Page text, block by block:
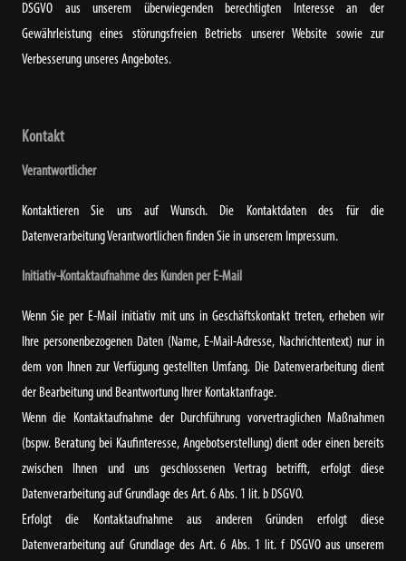
DSGVO aus unserem überwiegenden berechtigten Interesse an der
Gewährleistung eines störungsfreien Betriebs unserer Website sowie zur
Verbesserung unseres Angebotes.
Kontakt
Verantwortlicher
Kontaktieren Sie uns auf Wunsch. Die Kontaktdaten des für die
Datenverarbeitung Verantwortlichen finden Sie in unserem Impressum.
Initiativ-Kontaktaufnahme des Kunden per E-Mail
Wenn Sie per E-Mail initiativ mit uns in Geschäftskontakt treten, erheben wir
Ihre personenbezogenen Daten (Name, E-Mail-Adresse, Nachrichtentext) nur in
dem von Ihnen zur Verfügung gestellten Umfang. Die Datenverarbeitung dient
der Bearbeitung und Beantwortung Ihrer Kontaktanfrage.
Wenn die Kontaktaufnahme der Durchführung vorvertraglichen Maßnahmen
(bspw. Beratung bei Kaufinteresse, Angebotserstellung) dient oder einen bereits
zwischen Ihnen und uns geschlossenen Vertrag betrifft, erfolgt diese
Datenverarbeitung auf Grundlage des Art. 6 Abs. 1 lit. b DSGVO.
Erfolgt die Kontaktaufnahme aus anderen Gründen erfolgt diese
Datenverarbeitung auf Grundlage des Art. 6 Abs. 1 lit. f DSGVO aus unserem